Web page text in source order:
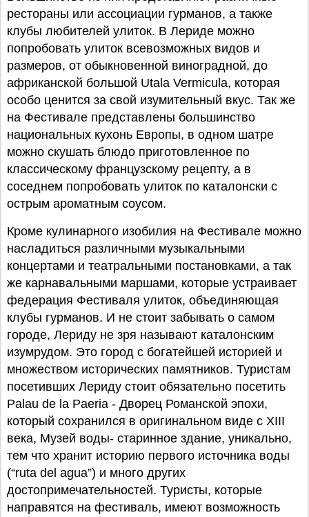
рестораны или ассоциации гурманов, а также
клубы любителей улиток. В Лериде можно
попробовать улиток всевозможных видов и
размеров, от обыкновенной виноградной, до
африканской большой Utala Vermicula, которая
особо ценится за свой изумительный вкус. Так же
на Фестивале представлены большинство
национальных кухонь Европы, в одном шатре
можно скушать блюдо приготовленное по
классическому французскому рецепту, а в
соседнем попробовать улиток по каталонски с
острым ароматным соусом.
Кроме кулинарного изобилия на Фестивале можно
насладиться различными музыкальными
концертами и театральными постановками, а так
же карнавальными маршами, которые устраивает
федерация Фестиваля улиток, объединяющая
клубы гурманов. И не стоит забывать о самом
городе, Лериду не зря называют каталонским
изумрудом. Это город с богатейшей историей и
множеством исторических памятников. Туристам
посетивших Лериду стоит обязательно посетить
Palau de la Paeria - Дворец Романской эпохи,
который сохранился в оригинальном виде с XIII
века, Музей воды- старинное здание, уникально,
тем что хранит историю первого источника воды
(“ruta del agua”) и много других
достопримечательностей. Туристы, которые
направятся на фестиваль, имеют возможность